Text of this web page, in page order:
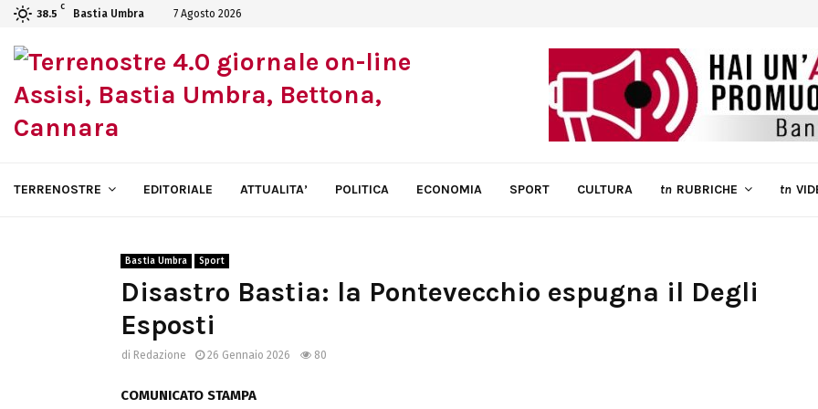
38.5
C
Bastia Umbra 7 Agosto 2026
TERRENOSTRE EDITORIALE ATTUALITA’ POLITICA ECONOMIA SPORT CULTURA tn RUBRICHE tn
Bastia Umbra Sport
Disastro Bastia: la Pontevecchio espugna il Degli
Esposti
di Redazione 26 Gennaio 2026 80
COMUNICATO STAMPA